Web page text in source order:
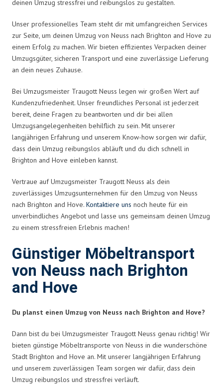
deinen Umzug stressfrei und reibungslos zu gestalten.
Unser professionelles Team steht dir mit umfangreichen Services
zur Seite, um deinen Umzug von Neuss nach Brighton and Hove zu
einem Erfolg zu machen. Wir bieten effizientes Verpacken deiner
Umzugsgüter, sicheren Transport und eine zuverlässige Lieferung
an dein neues Zuhause.
Bei Umzugsmeister Traugott Neuss legen wir großen Wert auf
Kundenzufriedenheit. Unser freundliches Personal ist jederzeit
bereit, deine Fragen zu beantworten und dir bei allen
Umzugsangelegenheiten behilflich zu sein. Mit unserer
langjährigen Erfahrung und unserem Know-how sorgen wir dafür,
dass dein Umzug reibungslos abläuft und du dich schnell in
Brighton and Hove einleben kannst.
Vertraue auf Umzugsmeister Traugott Neuss als dein
zuverlässiges Umzugsunternehmen für den Umzug von Neuss
nach Brighton and Hove. Kontaktiere uns noch heute für ein
unverbindliches Angebot und lasse uns gemeinsam deinen Umzug
zu einem stressfreien Erlebnis machen!
Günstiger Möbeltransport
von Neuss nach Brighton
and Hove
Du planst einen Umzug von Neuss nach Brighton and Hove?
Dann bist du bei Umzugsmeister Traugott Neuss genau richtig! Wir
bieten günstige Möbeltransporte von Neuss in die wunderschöne
Stadt Brighton and Hove an. Mit unserer langjährigen Erfahrung
und unserem zuverlässigen Team sorgen wir dafür, dass dein
Umzug reibungslos und stressfrei verläuft.